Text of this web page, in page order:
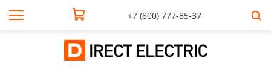
+7 (800) 777-85-37